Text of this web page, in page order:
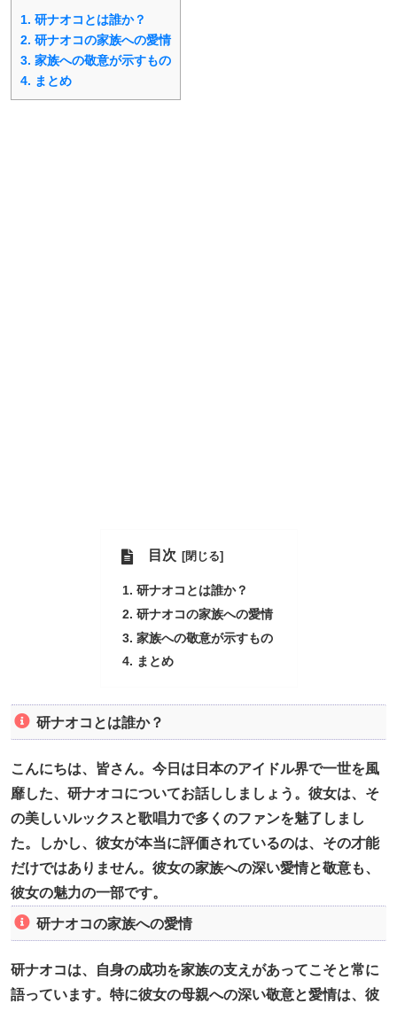
1. 研ナオコとは誰か？
2. 研ナオコの家族への愛情
3. 家族への敬意が示すもの
4. まとめ
目次
研ナオコとは誰か？
研ナオコの家族への愛情
家族への敬意が示すもの
まとめ
研ナオコとは誰か？
こんにちは、皆さん。今日は日本のアイドル界で一世を風
靡した、研ナオコについてお話ししましょう。彼女は、そ
の美しいルックスと歌唱力で多くのファンを魅了しまし
た。しかし、彼女が本当に評価されているのは、その才能
だけではありません。彼女の家族への深い愛情と敬意も、
彼女の魅力の一部です。
研ナオコの家族への愛情
研ナオコは、自身の成功を家族の支えがあってこそと常に
語っています。特に彼女の母親への深い敬意と愛情は、彼